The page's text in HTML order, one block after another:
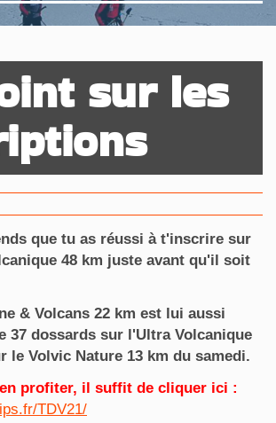
sur les
que tu as réussi à t'inscrire sur
48 km juste avant qu'il soit
& Volcans 22 km est lui aussi
37 dossards sur l'Ultra Volcanique
le Volvic Nature 13 km du samedi.
profiter, il suffit de cliquer ici :
TDV21/